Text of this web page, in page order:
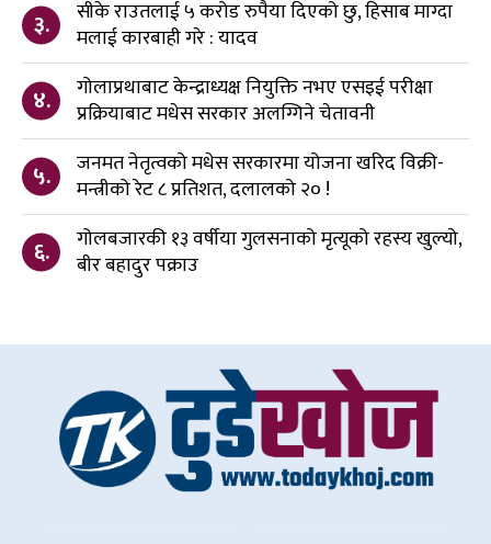
३.
सीके राउतलाई ५ करोड रुपैया दिएको छु, हिसाब माग्दा
मलाई कारबाही गरे : यादव
४.
गोलाप्रथाबाट केन्द्राध्यक्ष नियुक्ति नभए एसइई परीक्षा
प्रक्रियाबाट मधेस सरकार अलग्गिने चेतावनी
५.
जनमत नेतृत्वको मधेस सरकारमा योजना खरिद विक्री-
मन्त्रीको रेट ८ प्रतिशत, दलालको २० !
६.
गोलबजारकी १३ वर्षीया गुलसनाको मृत्यूको रहस्य खुल्यो,
बीर बहादुर पक्राउ